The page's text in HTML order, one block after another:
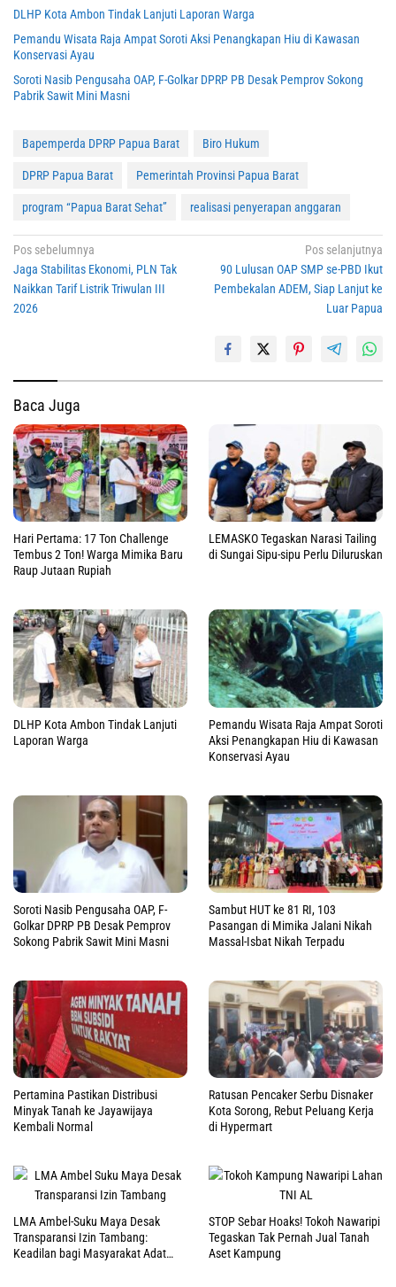
DLHP Kota Ambon Tindak Lanjuti Laporan Warga
Pemandu Wisata Raja Ampat Soroti Aksi Penangkapan Hiu di Kawasan
Konservasi Ayau
Soroti Nasib Pengusaha OAP, F-Golkar DPRP PB Desak Pemprov Sokong
Pabrik Sawit Mini Masni
Bapemperda DPRP Papua Barat Biro Hukum
DPRP Papua Barat Pemerintah Provinsi Papua Barat
program “Papua Barat Sehat” realisasi penyerapan anggaran
Navigasi
pos
Pos sebelumnya
Jaga Stabilitas Ekonomi, PLN Tak
Naikkan Tarif Listrik Triwulan III
2026
Pos selanjutnya
90 Lulusan OAP SMP se-PBD Ikut
Pembekalan ADEM, Siap Lanjut ke
Luar Papua
Baca Juga
Hari Pertama: 17 Ton Challenge
Tembus 2 Ton! Warga Mimika Baru
Raup Jutaan Rupiah
LEMASKO Tegaskan Narasi Tailing
di Sungai Sipu-sipu Perlu Diluruskan
DLHP Kota Ambon Tindak Lanjuti
Laporan Warga
Pemandu Wisata Raja Ampat Soroti
Aksi Penangkapan Hiu di Kawasan
Konservasi Ayau
Soroti Nasib Pengusaha OAP, F-
Golkar DPRP PB Desak Pemprov
Sokong Pabrik Sawit Mini Masni
Sambut HUT ke 81 RI, 103
Pasangan di Mimika Jalani Nikah
Massal-Isbat Nikah Terpadu
Pertamina Pastikan Distribusi
Minyak Tanah ke Jayawijaya
Kembali Normal
Ratusan Pencaker Serbu Disnaker
Kota Sorong, Rebut Peluang Kerja
di Hypermart
LMA Ambel-Suku Maya Desak
Transparansi Izin Tambang:
Keadilan bagi Masyarakat Adat
STOP Sebar Hoaks! Tokoh Nawaripi
Tegaskan Tak Pernah Jual Tanah
Aset Kampung